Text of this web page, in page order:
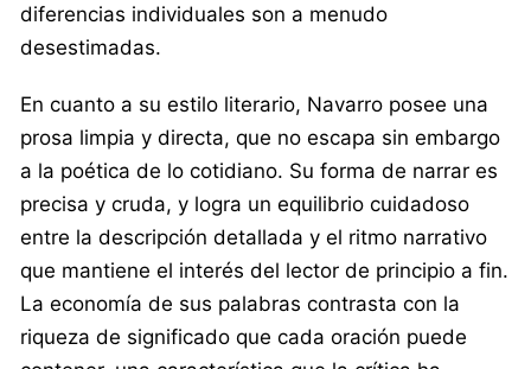
diferencias individuales son a menudo
desestimadas.
En cuanto a su estilo literario, Navarro posee una
prosa limpia y directa, que no escapa sin embargo
a la poética de lo cotidiano. Su forma de narrar es
precisa y cruda, y logra un equilibrio cuidadoso
entre la descripción detallada y el ritmo narrativo
que mantiene el interés del lector de principio a fin.
La economía de sus palabras contrasta con la
riqueza de significado que cada oración puede